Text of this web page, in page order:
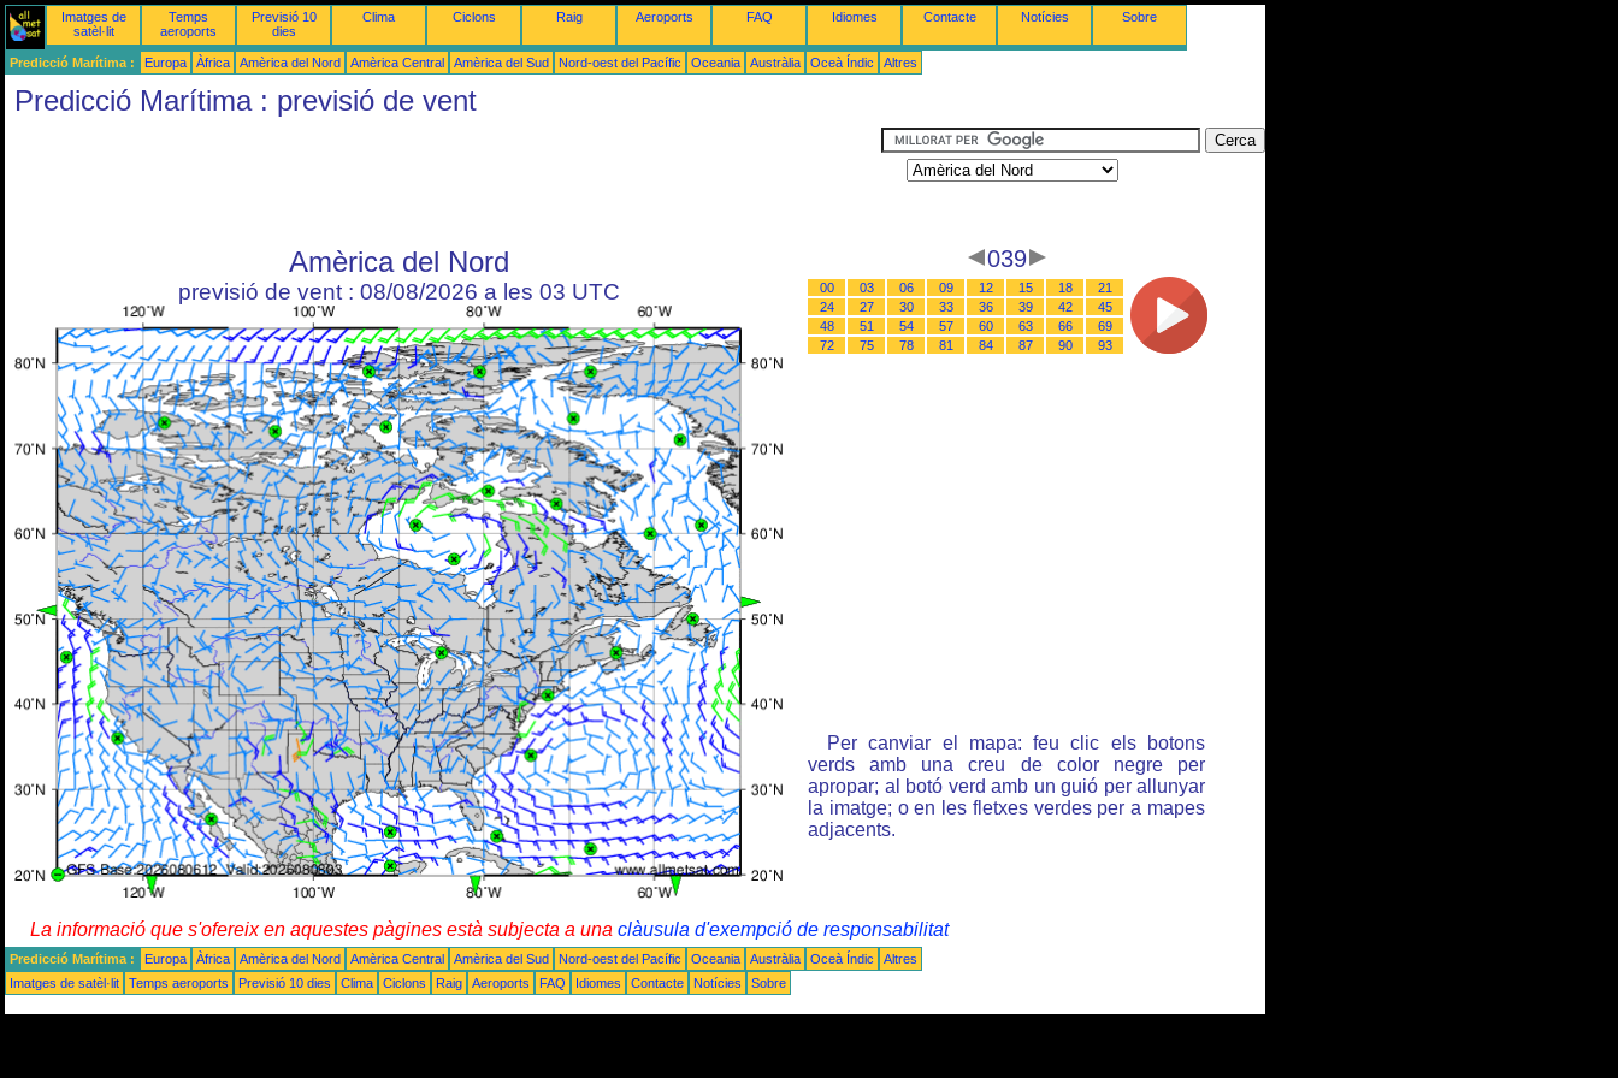
Imatges de
satèl·lit
Temps
aeroports
Previsió 10
dies
Clima Ciclons Raig Aeroports FAQ Idiomes Contacte Notícies Sobre
Predicció Marítima : Europa Àfrica Amèrica del Nord Amèrica Central Amèrica del Sud Nord-oest del Pacífic Oceania Austràlia Oceà Índic Altres
Predicció Marítima : previsió de vent
Amèrica del Nord
previsió de vent : 08/08/2026 a les 03 UTC
039
00 03 06 09 12 15 18
21
24
27 30 33 36 39 42
45
48
51 54 57 60 63 66
69
72
75 78 81 84 87 90 93
Per canviar el mapa: feu clic els botons
verds amb una creu de color negre per
apropar; al botó verd amb un guió per allunyar
la imatge; o en les fletxes verdes per a mapes
adjacents.
La informació que s'ofereix en aquestes pàgines està subjecta a una clàusula d'exempció de responsabilitat
Predicció Marítima : Europa Àfrica Amèrica del Nord Amèrica Central Amèrica del Sud Nord-oest del Pacífic Oceania Austràlia Oceà Índic
Altres
Imatges de satèl·lit
Temps aeroports Previsió 10 dies Clima Ciclons Raig Aeroports FAQ Idiomes Contacte Notícies Sobre